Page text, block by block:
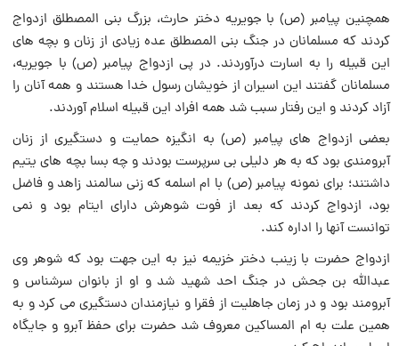
همچنین پیامبر (ص) با جویریه دختر حارث، بزرگ بنی المصطلق ازدواج
کردند که مسلمانان در جنگ بنی المصطلق عده زیادی از زنان و بچه های
این قبیله را به اسارت درآوردند. در پی ازدواج پیامبر (ص) با جویریه،
مسلمانان گفتند این اسیران از خویشان رسول خدا هستند و همه آنان را
آزاد کردند و این رفتار سبب شد همه افراد این قبیله اسلام آوردند.
بعضی ازدواج های پیامبر (ص) به انگیزه حمایت و دستگیری از زنان
آبرومندی بود که به هر دلیلی بی سرپرست بودند و چه بسا بچه های یتیم
داشتند؛ برای نمونه پیامبر (ص) با ام اسلمه که زنی سالمند زاهد و فاضل
بود، ازدواج کردند که بعد از فوت شوهرش دارای ایتام بود و نمی
توانست آنها را اداره کند.
ازدواج حضرت با زینب دختر خزیمه نیز به این جهت بود که شوهر وی
عبدالله بن جحش در جنگ احد شهید شد و او از بانوان سرشناس و
آبرومند بود و در زمان جاهلیت از فقرا و نیازمندان دستگیری می کرد و به
همین علت به ام المساکین معروف شد حضرت برای حفظ آبرو و جایگاه